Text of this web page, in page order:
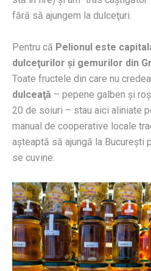
fără să ajungem la dulceţuri.
Pentru că Pelionul este
dulceţurilor şi gemurilor din
Toate fructele din care nu
dulceaţă – pepene galben şi
20 de soiuri – stau aici aliniate
manual de cooperative locale
aşteaptă să ajungă la Bucureşti
se cuvine.